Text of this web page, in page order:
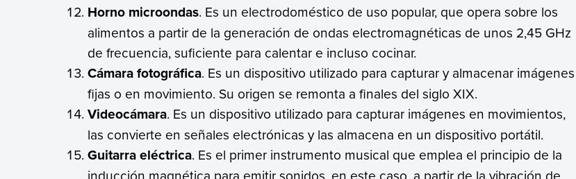
Horno microondas. Es un electrodoméstico de uso popular, que opera sobre los
alimentos a partir de la generación de ondas electromagnéticas de unos 2,45 GHz
de frecuencia, suficiente para calentar e incluso cocinar.
Cámara fotográfica. Es un dispositivo utilizado para capturar y almacenar imágenes
fijas o en movimiento. Su origen se remonta a finales del siglo XIX.
Videocámara. Es un dispositivo utilizado para capturar imágenes en movimientos,
las convierte en señales electrónicas y las almacena en un dispositivo portátil.
Guitarra eléctrica. Es el primer instrumento musical que emplea el principio de la